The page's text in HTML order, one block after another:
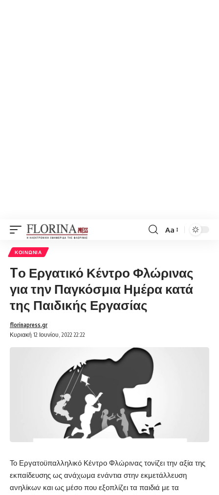
Font
Aa
ΚΟΙΝΩΝΊΑ
Tο Εργατικό Κέντρο Φλώρινας
για την Παγκόσμια Ημέρα κατά
της Παιδικής Εργασίας
Κυριακή 12 Ιουνίου, 2022 22:22
florinapress.gr
Το Εργατοϋπαλληλικό Κέντρο Φλώρινας τονίζει την αξία της
εκπαίδευσης ως ανάχωμα ενάντια στην εκμετάλλευση
ανηλίκων και ως μέσο που εξοπλίζει τα παιδιά με τα